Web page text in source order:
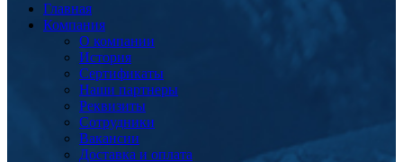
Главная
Компания
О компании
История
Сертификаты
Наши партнеры
Реквизиты
Сотрудники
Вакансии
Доставка и оплата